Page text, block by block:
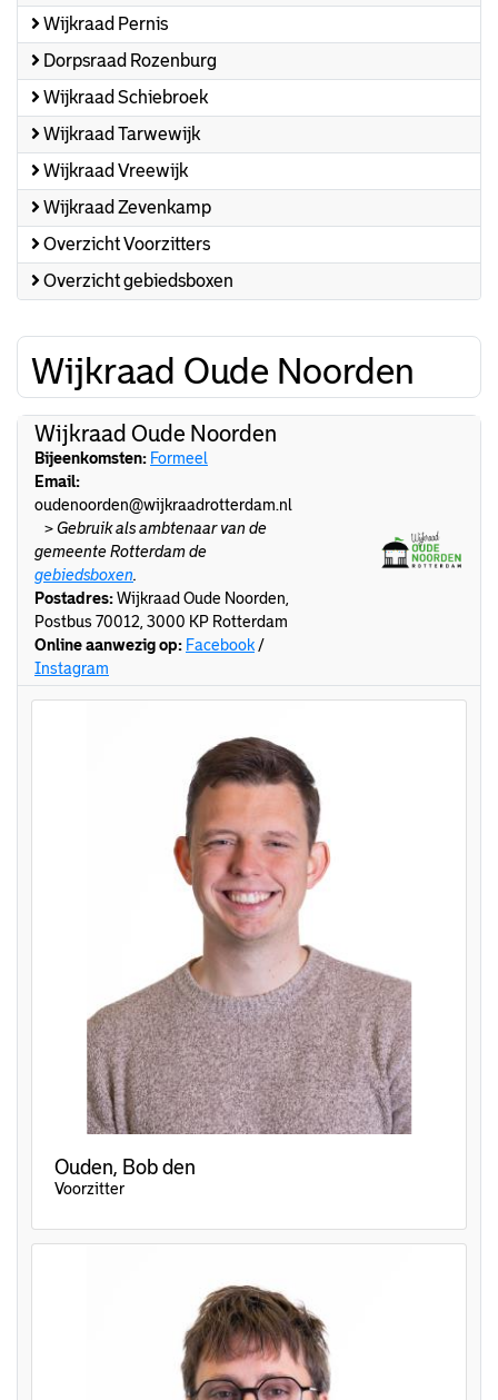
Wijkraad Pernis
Dorpsraad Rozenburg
Wijkraad Schiebroek
Wijkraad Tarwewijk
Wijkraad Vreewijk
Wijkraad Zevenkamp
Overzicht Voorzitters
Overzicht gebiedsboxen
Wijkraad Oude Noorden
Wijkraad Oude Noorden
Bijeenkomsten: Formeel
Email:
oudenoorden@wijkraadrotterdam.nl
>Gebruik als ambtenaar van de
gemeente Rotterdam de
gebiedsboxen.
Postadres:Wijkraad Oude Noorden,
Postbus 70012, 3000 KP Rotterdam
Online aanwezig op: Facebook /
Instagram
Ouden, Bob den
Voorzitter